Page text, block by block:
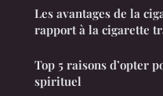
Les avantages de la
rapport à la cigarette
Top 5 raisons d’opter
spirituel